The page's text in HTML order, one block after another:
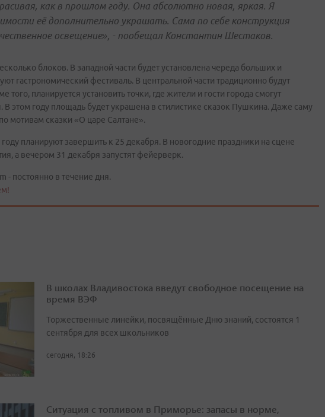
как в прошлом году. Она абсолютно новая, яркая. Я
её дополнительно украшать. Сама по себе конструкция
освещение», - пообещал Константин Шестаков.
блоков. В западной части будет установлена череда больших и
гастрономический фестиваль. В центральной части традиционно будут
того, планируется установить точки, где жители и гости города смогут
В этом году площадь будет украшена в стилистике сказок Пушкина. Даже саму
мотивам сказки «О царе Салтане».
планируют завершить к 25 декабря. В новогодние праздники на сцене
а вечером 31 декабря запустят фейерверк.
- постоянно в течение дня.
В школах Владивостока введут свободное посещение на
время ВЭФ
Торжественные линейки, посвящённые Дню знаний, состоятся 1
сентября для всех школьников
сегодня, 18:26
Ситуация с топливом в Приморье: запасы в норме,